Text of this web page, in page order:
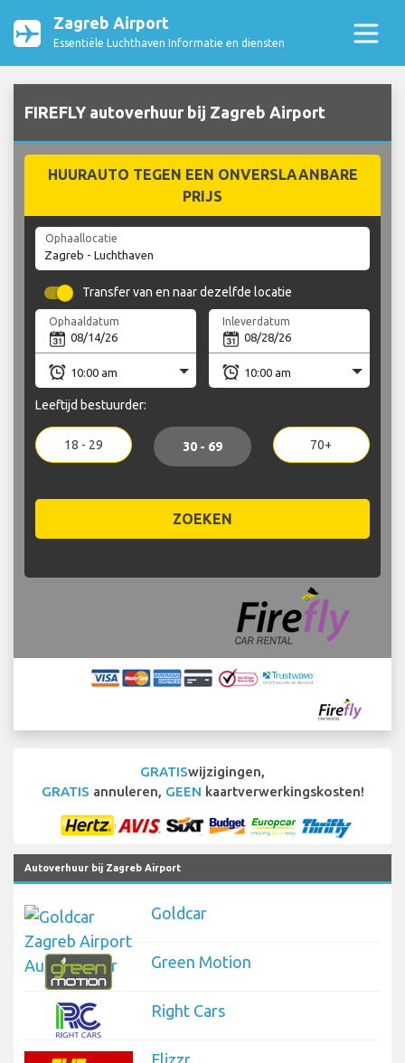
Zagreb Airport
Essentiële Luchthaven Informatie en diensten
FIREFLY autoverhuur bij Zagreb Airport
HUURAUTO TEGEN EEN ONVERSLAANBARE
PRIJS
Ophaallocatie
Transfer van en naar dezelfde locatie
Ophaaldatum Inleverdatum
Leeftijd bestuurder:
18 - 29 30 - 69 70+
ZOEKEN
GRATISwijzigingen,
GRATIS annuleren, GEEN kaartverwerkingskosten!
Autoverhuur bij Zagreb Airport
Goldcar
Green Motion
Right Cars
Flizzr